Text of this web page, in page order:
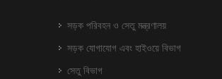
সড়ক পরিবহন ও সেতু মন্ত্রণালয়
সড়ক যোগাযোগ এবং হাইওয়ে বিভাগ
সেতু বিভাগ